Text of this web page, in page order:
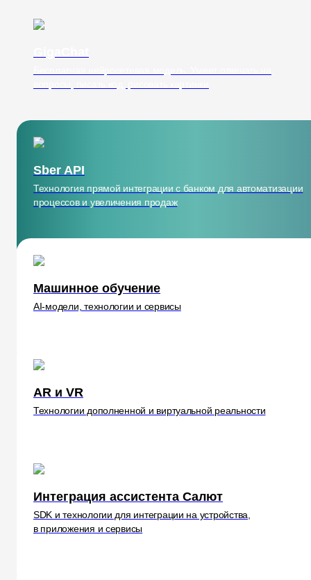
Sber API
Технология прямой интеграции с банком для автоматизации
процессов и увеличения продаж
Машинное обучение
AI-модели, технологии и сервисы
AR и VR
Технологии дополненной и виртуальной реальности
Интеграция ассистента Салют
SDK и технологии для интеграции на устройства,
в приложения и сервисы